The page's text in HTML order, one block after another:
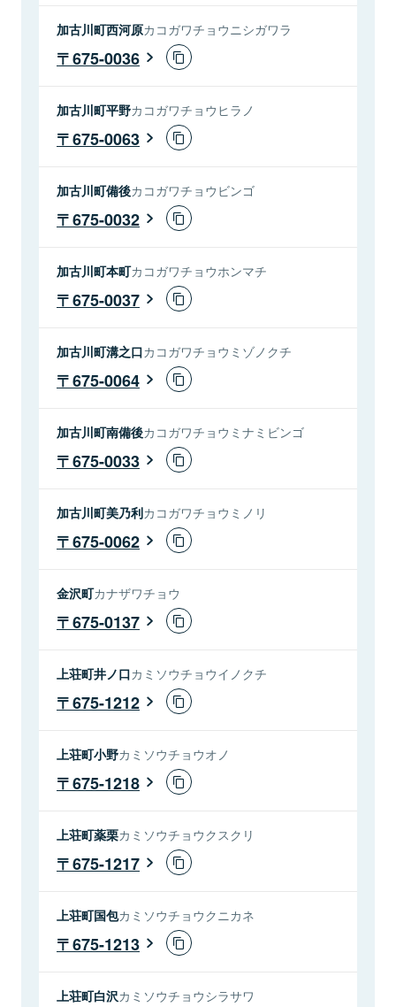
加古川町西河原カコガワチョウニシガワラ
675-0036
加古川町平野カコガワチョウヒラノ
675-0063
加古川町備後カコガワチョウビンゴ
675-0032
加古川町本町カコガワチョウホンマチ
675-0037
加古川町溝之口カコガワチョウミゾノクチ
675-0064
加古川町南備後カコガワチョウミナミビンゴ
675-0033
加古川町美乃利カコガワチョウミノリ
675-0062
金沢町カナザワチョウ
675-0137
上荘町井ノ口カミソウチョウイノクチ
675-1212
上荘町小野カミソウチョウオノ
675-1218
上荘町薬栗カミソウチョウクスクリ
675-1217
上荘町国包カミソウチョウクニカネ
675-1213
上荘町白沢カミソウチョウシラサワ